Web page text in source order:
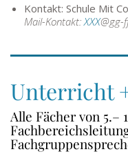
Kontakt: Schule Mit
Mail-Kontakt: XXX@gg-
Unterricht
Alle Fächer von 5.–